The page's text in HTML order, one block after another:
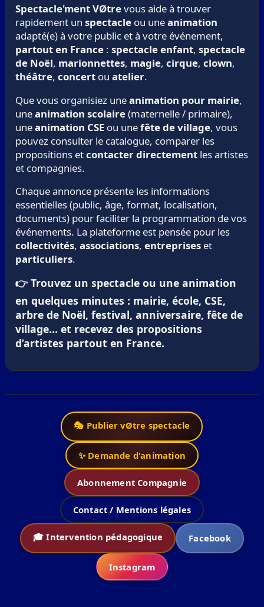
Spectacle'ment VØtrevous aide à trouver
rapidement un spectacleou uneanimation
adapté(e) à votre public et à votre événement,
partout en France: spectacle enfant, spectacle
de Noël, marionnettes, magie, cirque, clown,
théâtre, concertou atelier.
Que vous organisiez uneanimation pour mairie,
uneanimation scolaire(maternelle / primaire),
uneanimation CSEou unefête de village, vous
pouvez consulter le catalogue, comparer les
propositions etcontacter directementles artistes
et compagnies.
Chaque annonce présente les informations
essentielles (public, âge, format, localisation,
documents) pour faciliter la programmation de vos
événements. La plateforme est pensée pour les
collectivités, associations, entrepriseset
particuliers.
👉 Trouvez un spectacle ou une animation
en quelques minutes : mairie, école, CSE,
arbre de Noël, festival, anniversaire, fête de
village… et recevez des propositions
d’artistes partout en France.
🎭 Publier vØtre spectacle
✨ Demande d'animation
Abonnement Compagnie
Contact / Mentions légales
🎓 Intervention pédagogique Facebook
Instagram